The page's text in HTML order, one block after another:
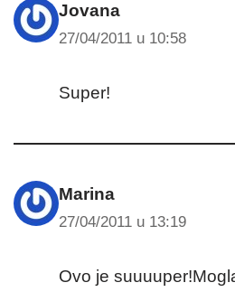
Jovana
27/04/2011 u 10:58
Super!
Marina
27/04/2011 u 13:19
Ovo je